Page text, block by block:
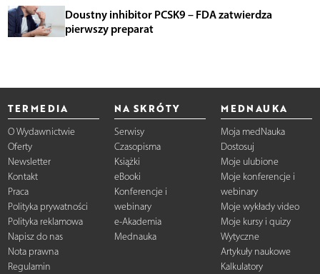
Doustny inhibitor PCSK9 – FDA zatwierdza
pierwszy preparat
TERMEDIA
O Wydawnictwie
Oferty
Newsletter
Kontakt
Praca
Polityka prywatności
Polityka reklamowa
Napisz do nas
Nota prawna
Regulamin
NA SKRÓTY
Serwisy
Czasopisma
Książki
eBooki
Konferencje i
webinary
e-Akademia
Mednauka
MEDNAUKA
Moja medNauka
Dostosuj
Moje ulubione
Moje konferencje i
webinary
Moje wykłady video
Moje kursy i quizy
Wytyczne
Artykuły naukowe
Kalkulatory